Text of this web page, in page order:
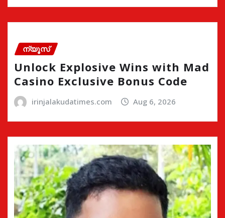
ന്യൂസ്
Unlock Explosive Wins with Mad
Casino Exclusive Bonus Code
irinjalakudatimes.com Aug 6, 2026